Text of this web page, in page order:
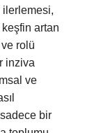
artan
rolü
inziva
ve
bir